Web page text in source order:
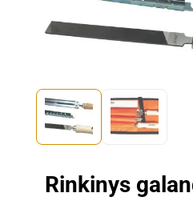
Rinkinys